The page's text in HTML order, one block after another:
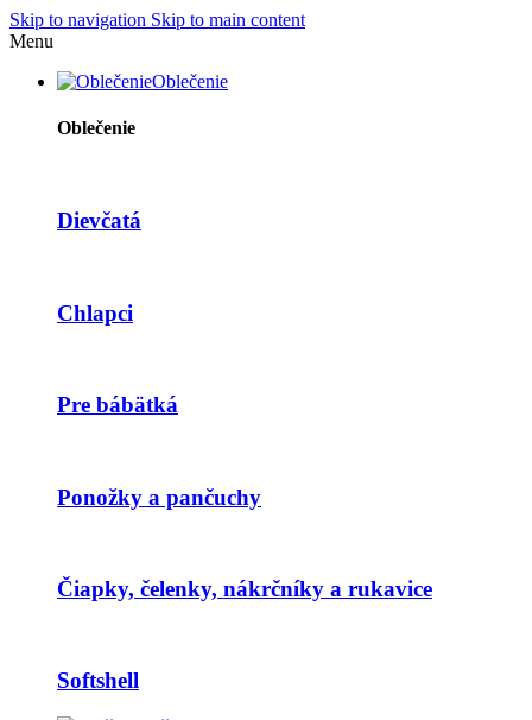
Skip to navigation Skip to main content
Menu
Oblečenie
Oblečenie
Dievčatá
Chlapci
Pre bábätká
Ponožky a pančuchy
Čiapky, čelenky, nákrčníky a rukavice
Softshell